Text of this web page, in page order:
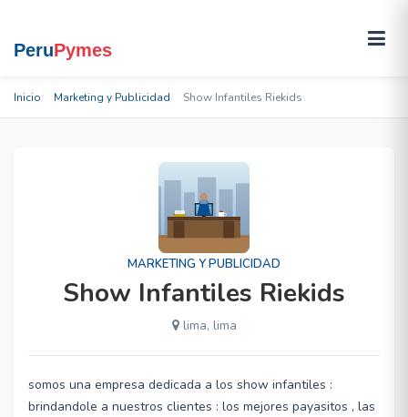
Inicio Marketing y Publicidad Show Infantiles Riekids
MARKETING Y PUBLICIDAD
Show Infantiles Riekids
lima, lima
somos una empresa dedicada a los show infantiles :
brindandole a nuestros clientes : los mejores payasitos , las